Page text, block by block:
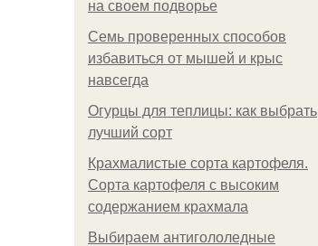
на своем подворье
Семь проверенных способов
избавиться от мышей и крыс
навсегда
Огурцы для теплицы: как выбрать
лучший сорт
Крахмалистые сорта картофеля.
Сорта картофеля с высоким
содержанием крахмала
Выбираем антигололедные